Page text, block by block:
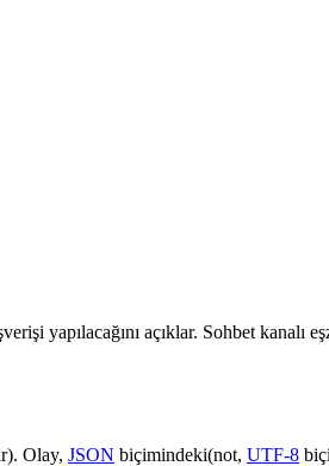
yapılacağını açıklar. Sohbet kanalı
Olay, JSON biçimindeki(not, UTF-8